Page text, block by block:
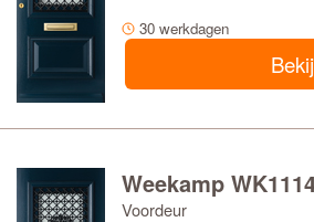
30 werkdagen
Weekamp
Voordeur